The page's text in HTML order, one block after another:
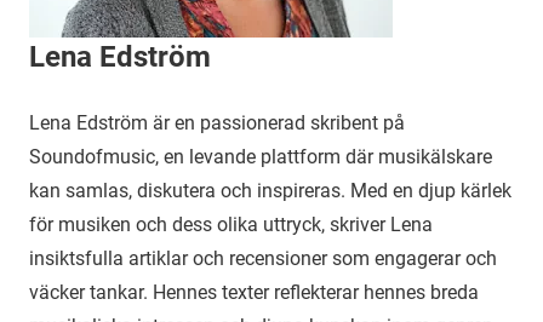
Lena Edström
Lena Edström är en passionerad skribent på
Soundofmusic, en levande plattform där musikälskare
kan samlas, diskutera och inspireras. Med en djup kärlek
för musiken och dess olika uttryck, skriver Lena
insiktsfulla artiklar och recensioner som engagerar och
väcker tankar. Hennes texter reflekterar hennes breda